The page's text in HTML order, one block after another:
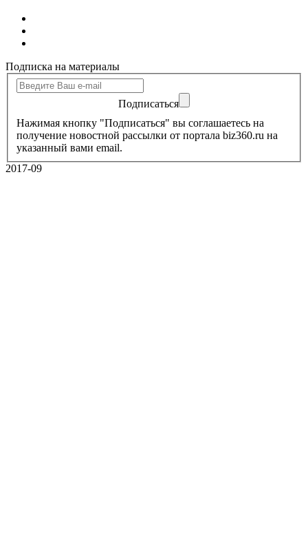
Подписка на материалы
Подписаться
Нажимая кнопку "Подписаться" вы соглашаетесь на
получение новостной рассылки от портала biz360.ru на
указанный вами email.
2017-09